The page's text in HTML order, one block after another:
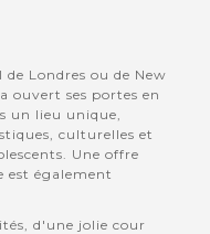
Londres ou de New
ouvert ses portes en
un lieu unique,
culturelles et
Une offre
est également
d'une jolie cour